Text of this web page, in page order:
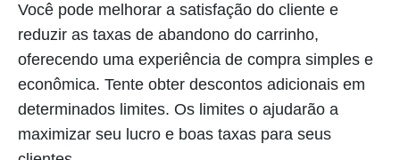
Você pode melhorar a satisfação do cliente e
reduzir as taxas de abandono do carrinho,
oferecendo uma experiência de compra simples e
econômica. Tente obter descontos adicionais em
determinados limites. Os limites o ajudarão a
maximizar seu lucro e boas taxas para seus